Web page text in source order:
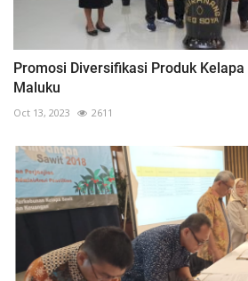
Promosi Diversifikasi Produk
Maluku
Oct 13, 2023 2611